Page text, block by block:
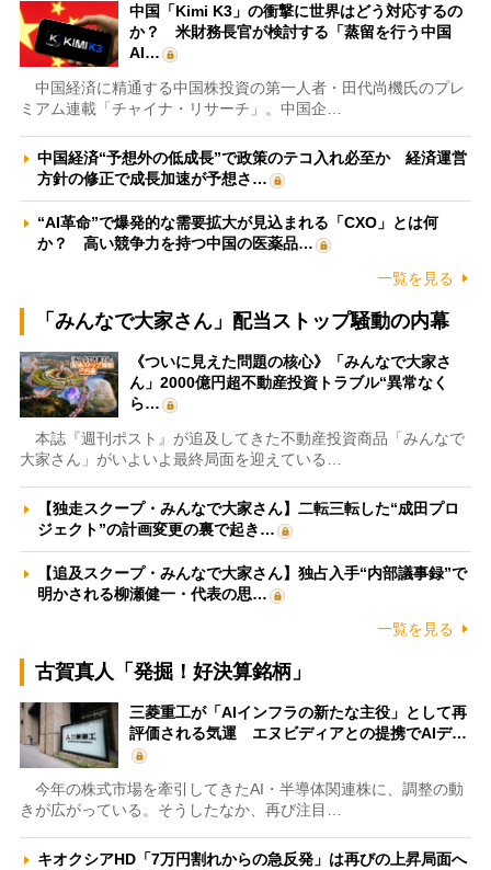
中国「Kimi K3」の衝撃に世界はどう対応するの
か？ 米財務長官が検討する「蒸留を行う中国
AI…
中国経済に精通する中国株投資の第一人者・田代尚機氏のプレ
ミアム連載「チャイナ・リサーチ」。中国企…
中国経済“予想外の低成長”で政策のテコ入れ必至か 経済運営
方針の修正で成長加速が予想さ…
“AI革命”で爆発的な需要拡大が見込まれる「CXO」とは何
か？ 高い競争力を持つ中国の医薬品…
一覧を見る
「みんなで大家さん」配当ストップ騒動の内幕
《ついに見えた問題の核心》「みんなで大家さ
ん」2000億円超不動産投資トラブル“異常なく
ら…
本誌『週刊ポスト』が追及してきた不動産投資商品「みんなで
大家さん」がいよいよ最終局面を迎えている…
【独走スクープ・みんなで大家さん】二転三転した“成田プロ
ジェクト”の計画変更の裏で起き…
【追及スクープ・みんなで大家さん】独占入手“内部議事録”で
明かされる柳瀬健一・代表の思…
一覧を見る
古賀真人「発掘！好決算銘柄」
三菱重工が「AIインフラの新たな主役」として再
評価される気運 エヌビディアとの提携でAIデ…
今年の株式市場を牽引してきたAI・半導体関連株に、調整の動
きが広がっている。そうしたなか、再び注目…
キオクシアHD「7万円割れからの急反発」は再びの上昇局面へ